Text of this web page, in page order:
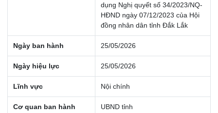
dụng Nghị quyết số 34/2023/NQ-
HĐND ngày 07/12/2023 của Hội
đồng nhân dân tỉnh Đắk Lắk
Ngày ban hành 25/05/2026
Ngày hiệu lực 25/05/2026
Lĩnh vực Nội chính
Cơ quan ban hành UBND tỉnh